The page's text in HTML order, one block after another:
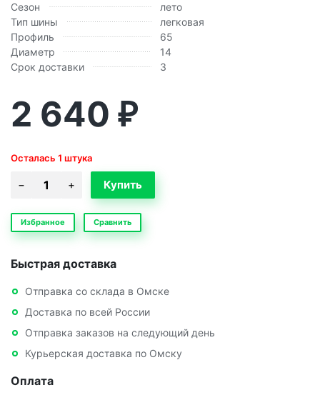
Сезон
лето
Тип шины
легковая
Профиль
65
Диаметр
14
Срок доставки
3
2 640 ₽
Осталась 1 штука
Избранное Сравнить
Быстрая доставка
Отправка со склада в Омске
Доставка по всей России
Отправка заказов на следующий день
Курьерская доставка по Омску
Оплата